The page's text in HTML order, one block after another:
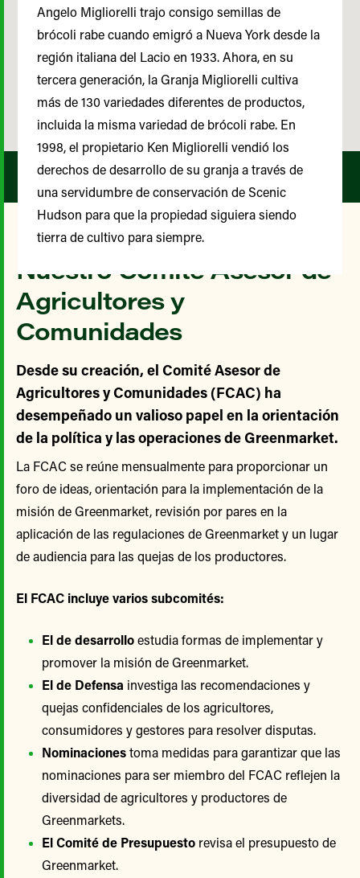
Nuestro Comité Asesor de
Agricultores y
Comunidades
Desde su creación, el Comité Asesor de
Agricultores y Comunidades (FCAC) ha
desempeñado un valioso papel en la orientación
de la política y las operaciones de Greenmarket.
La FCAC se reúne mensualmente para proporcionar un
foro de ideas, orientación para la implementación de la
misión de Greenmarket, revisión por pares en la
aplicación de las regulaciones de Greenmarket y un lugar
de audiencia para las quejas de los productores.
El FCAC incluye varios subcomités:
El de desarrolloestudia formas de implementar y
promover la misión de Greenmarket.
El de Defensa investiga las recomendaciones y
quejas confidenciales de los agricultores,
consumidores y gestores para resolver disputas.
Nominacionestoma medidas para garantizar que las
nominaciones para ser miembro del FCAC reflejen la
diversidad de agricultores y productores de
Greenmarkets.
El Comité de Presupuesto revisa el presupuesto de
Greenmarket.
Angelo Migliorelli trajo consigo semillas de
brócoli rabe cuando emigró a Nueva York desde la
región italiana del Lacio en 1933. Ahora, en su
tercera generación, la Granja Migliorelli cultiva
más de 130 variedades diferentes de productos,
incluida la misma variedad de brócoli rabe. En
1998, el propietario Ken Migliorelli vendió los
derechos de desarrollo de su granja a través de
una servidumbre de conservación de Scenic
Hudson para que la propiedad siguiera siendo
tierra de cultivo para siempre.